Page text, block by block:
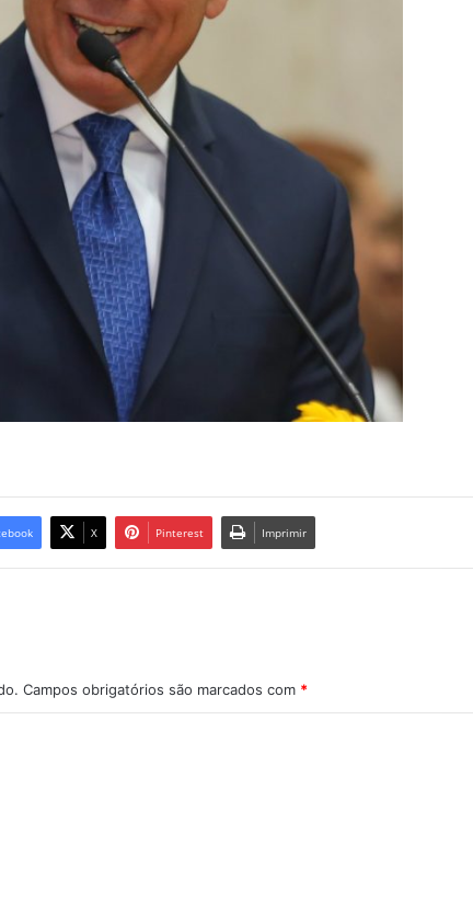
X Pinterest Imprimir
Campos obrigatórios são marcados com *